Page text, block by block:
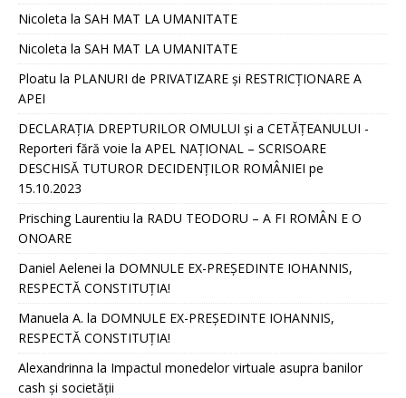
Nicoleta la SAH MAT LA UMANITATE
Nicoleta la SAH MAT LA UMANITATE
Ploatu la PLANURI de PRIVATIZARE și RESTRICȚIONARE A
APEI
DECLARAȚIA DREPTURILOR OMULUI și a CETĂȚEANULUI -
Reporteri fără voie la APEL NAȚIONAL – SCRISOARE
DESCHISĂ TUTUROR DECIDENȚILOR ROMÂNIEI pe
15.10.2023
Prisching Laurentiu la RADU TEODORU – A FI ROMÂN E O
ONOARE
Daniel Aelenei la DOMNULE EX-PREȘEDINTE IOHANNIS,
RESPECTĂ CONSTITUȚIA!
Manuela A. la DOMNULE EX-PREȘEDINTE IOHANNIS,
RESPECTĂ CONSTITUȚIA!
Alexandrinna la Impactul monedelor virtuale asupra banilor
cash și societății